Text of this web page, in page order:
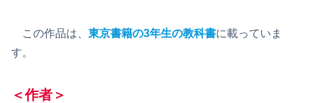
この作品は、 東京書籍の3年生の教科書に載っていま
す。
＜作者＞